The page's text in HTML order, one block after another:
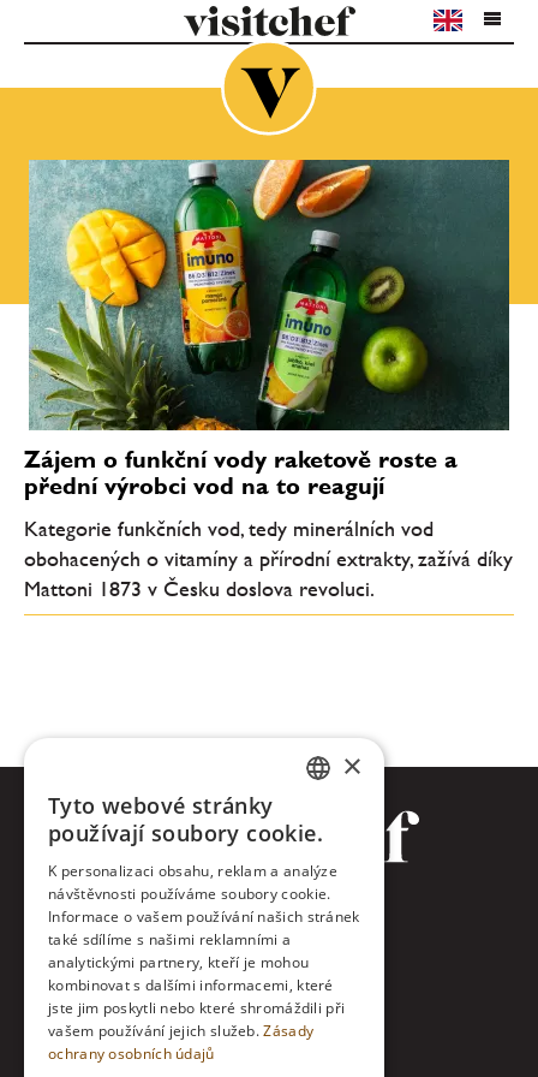
Zájem o funkční vody raketově roste a
přední výrobci vod na to reagují
Kategorie funkčních vod, tedy minerálních vod
obohacených o vitamíny a přírodní extrakty, zažívá díky
Mattoni 1873 v Česku doslova revoluci.
Facebook
Twitter
Instagram
LinkedIn
ENGLISH
×
Tyto webové stránky
používají soubory cookie.
K personalizaci obsahu, reklam a analýze
návštěvnosti používáme soubory cookie.
Informace o vašem používání našich stránek
také sdílíme s našimi reklamními a
analytickými partnery, kteří je mohou
kombinovat s dalšími informacemi, které
jste jim poskytli nebo které shromáždili při
vašem používání jejich služeb.Zásady
ochrany osobních údajů